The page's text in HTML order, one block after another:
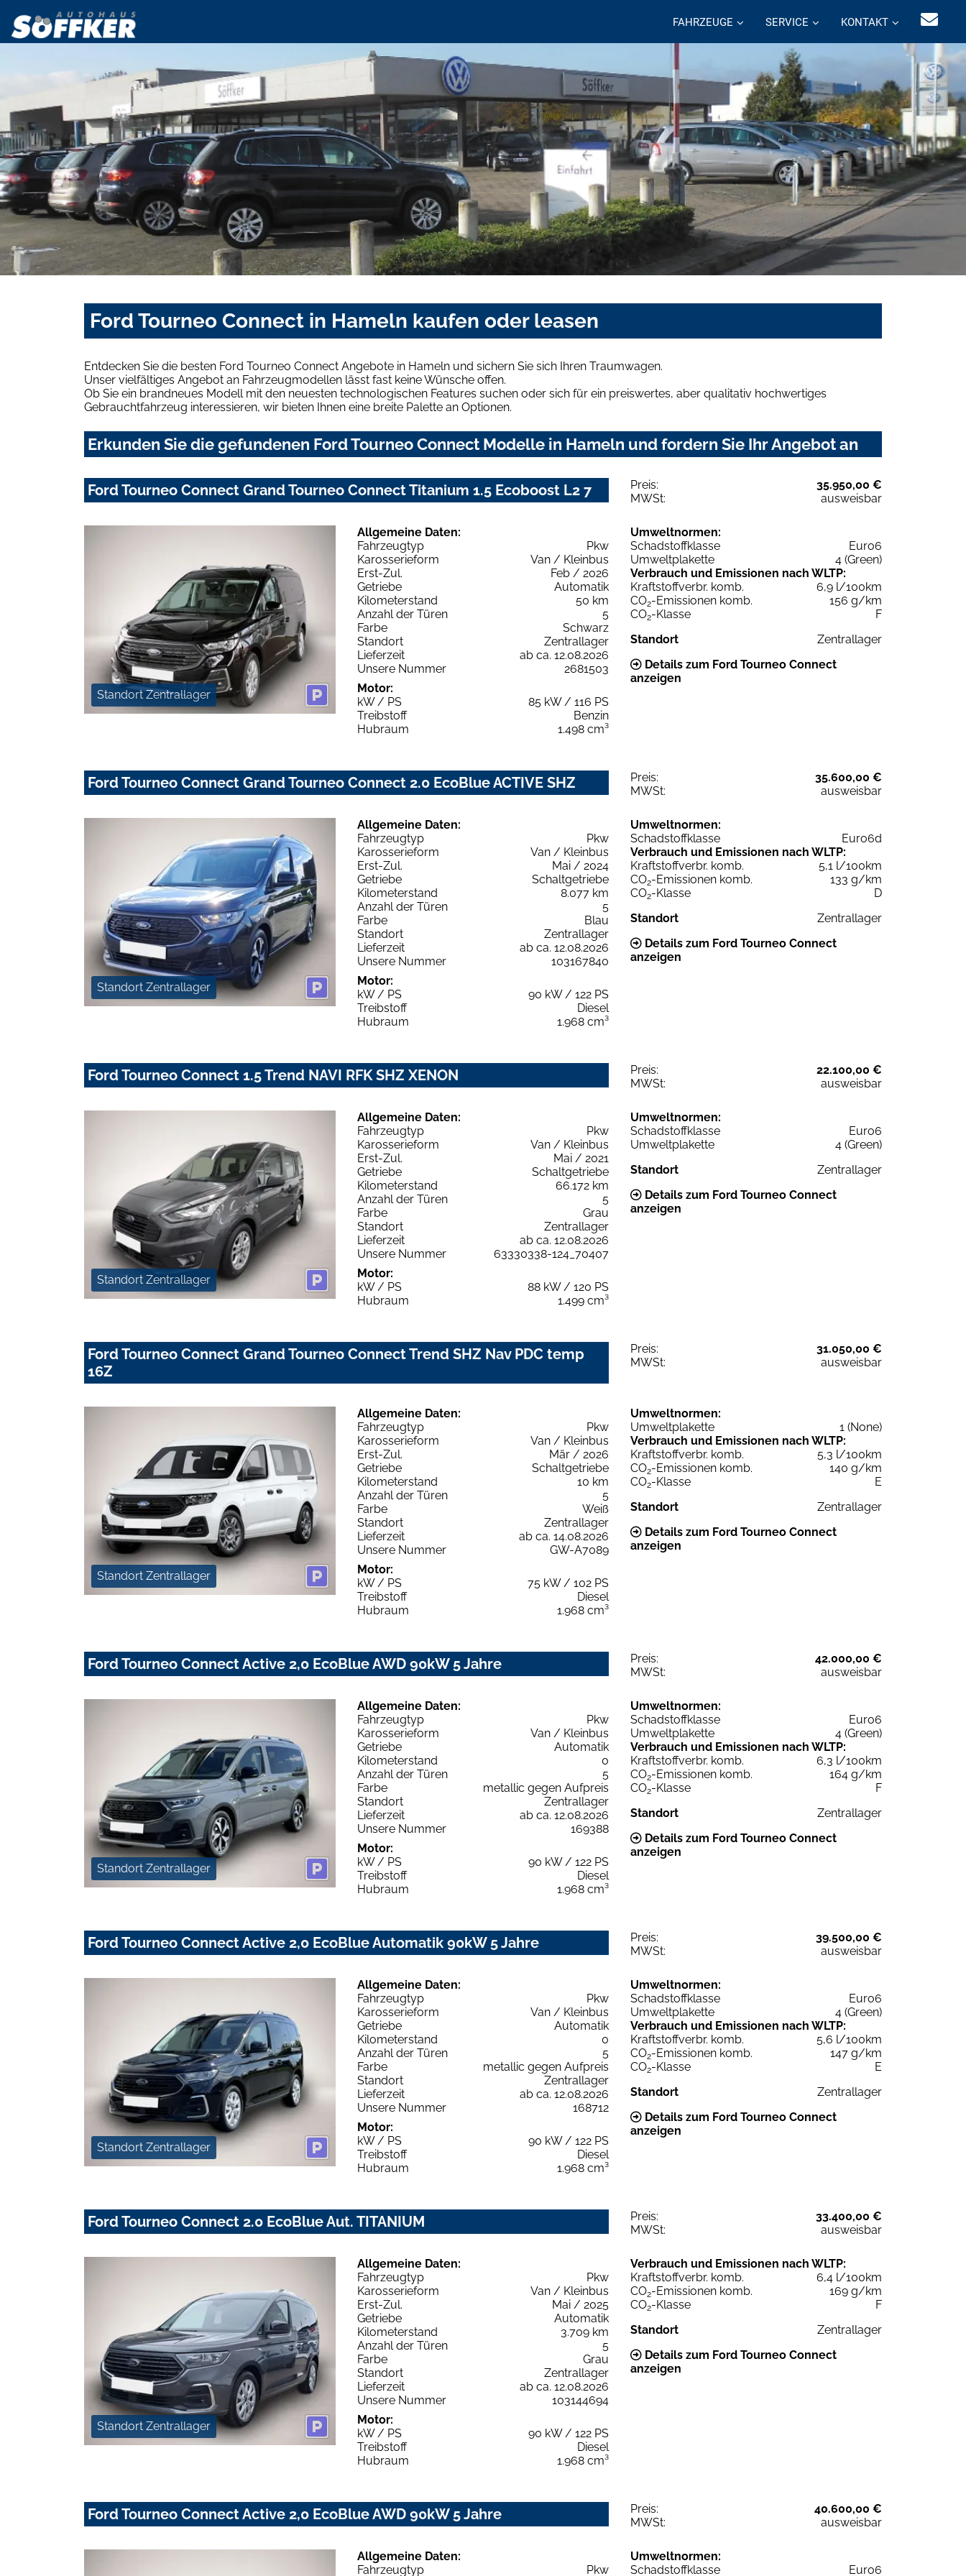
FAHRZEUGE SERVICE KONTAKT
Ford Tourneo Connect in Hameln kaufen oder leasen
Entdecken Sie die besten Ford Tourneo Connect Angebote in Hameln und sichern Sie sich Ihren Traumwagen.
Unser vielfältiges Angebot an Fahrzeugmodellen lässt fast keine Wünsche offen.
Ob Sie ein brandneues Modell mit den neuesten technologischen Features suchen oder sich für ein preiswertes, aber qualitativ hochwertiges
Gebrauchtfahrzeug interessieren, wir bieten Ihnen eine breite Palette an Optionen.
Erkunden Sie die gefundenen Ford Tourneo Connect Modelle in Hameln und fordern Sie Ihr Angebot an
Ford Tourneo Connect Grand Tourneo Connect Titanium 1.5 Ecoboost L2 7 Preis:
35.950,00 €
MWSt:
ausweisbar
Standort Zentrallager
Allgemeine Daten:
Fahrzeugtyp
Pkw
Karosserieform
Van / Kleinbus
Erst-Zul.
Feb / 2026
Getriebe
Automatik
Kilometerstand
50 km
Anzahl der Türen
5
Farbe
Schwarz
Standort
Zentrallager
Lieferzeit
ab ca. 12.08.2026
Unsere Nummer
2681503
Motor:
kW / PS
85 kW / 116 PS
Treibstoff
Benzin
Hubraum
1.498 cm³
Umweltnormen:
Schadstoffklasse
Euro6
Umweltplakette
4 (Green)
Verbrauch und Emissionen nach WLTP:
Kraftstoffverbr. komb.
6,9 l/100km
CO2-Emissionen komb.
156 g/km
CO2-Klasse
F
Standort
Zentrallager
Details zum Ford Tourneo Connect
anzeigen
Ford Tourneo Connect Grand Tourneo Connect 2.0 EcoBlue ACTIVE SHZ Preis:
35.600,00 €
MWSt:
ausweisbar
Standort Zentrallager
Allgemeine Daten:
Fahrzeugtyp
Pkw
Karosserieform
Van / Kleinbus
Erst-Zul.
Mai / 2024
Getriebe
Schaltgetriebe
Kilometerstand
8.077 km
Anzahl der Türen
5
Farbe
Blau
Standort
Zentrallager
Lieferzeit
ab ca. 12.08.2026
Unsere Nummer
103167840
Motor:
kW / PS
90 kW / 122 PS
Treibstoff
Diesel
Hubraum
1.968 cm³
Umweltnormen:
Schadstoffklasse
Euro6d
Verbrauch und Emissionen nach WLTP:
Kraftstoffverbr. komb.
5,1 l/100km
CO2-Emissionen komb.
133 g/km
CO2-Klasse
D
Standort
Zentrallager
Details zum Ford Tourneo Connect
anzeigen
Ford Tourneo Connect 1.5 Trend NAVI RFK SHZ XENON Preis:
22.100,00 €
MWSt:
ausweisbar
Standort Zentrallager
Allgemeine Daten:
Fahrzeugtyp
Pkw
Karosserieform
Van / Kleinbus
Erst-Zul.
Mai / 2021
Getriebe
Schaltgetriebe
Kilometerstand
66.172 km
Anzahl der Türen
5
Farbe
Grau
Standort
Zentrallager
Lieferzeit
ab ca. 12.08.2026
Unsere Nummer
63330338-124_70407
Motor:
kW / PS
88 kW / 120 PS
Hubraum
1.499 cm³
Umweltnormen:
Schadstoffklasse
Euro6
Umweltplakette
4 (Green)
Standort
Zentrallager
Details zum Ford Tourneo Connect
anzeigen
Ford Tourneo Connect Grand Tourneo Connect Trend SHZ Nav PDC temp
16Z
Preis:
31.050,00 €
MWSt:
ausweisbar
Standort Zentrallager
Allgemeine Daten:
Fahrzeugtyp
Pkw
Karosserieform
Van / Kleinbus
Erst-Zul.
Mär / 2026
Getriebe
Schaltgetriebe
Kilometerstand
10 km
Anzahl der Türen
5
Farbe
Weiß
Standort
Zentrallager
Lieferzeit
ab ca. 14.08.2026
Unsere Nummer
GW-A7089
Motor:
kW / PS
75 kW / 102 PS
Treibstoff
Diesel
Hubraum
1.968 cm³
Umweltnormen:
Umweltplakette
1 (None)
Verbrauch und Emissionen nach WLTP:
Kraftstoffverbr. komb.
5,3 l/100km
CO2-Emissionen komb.
140 g/km
CO2-Klasse
E
Standort
Zentrallager
Details zum Ford Tourneo Connect
anzeigen
Ford Tourneo Connect Active 2,0 EcoBlue AWD 90kW 5 Jahre Preis:
42.000,00 €
MWSt:
ausweisbar
Standort Zentrallager
Allgemeine Daten:
Fahrzeugtyp
Pkw
Karosserieform
Van / Kleinbus
Getriebe
Automatik
Kilometerstand
0
Anzahl der Türen
5
Farbe
metallic gegen Aufpreis
Standort
Zentrallager
Lieferzeit
ab ca. 12.08.2026
Unsere Nummer
169388
Motor:
kW / PS
90 kW / 122 PS
Treibstoff
Diesel
Hubraum
1.968 cm³
Umweltnormen:
Schadstoffklasse
Euro6
Umweltplakette
4 (Green)
Verbrauch und Emissionen nach WLTP:
Kraftstoffverbr. komb.
6,3 l/100km
CO2-Emissionen komb.
164 g/km
CO2-Klasse
F
Standort
Zentrallager
Details zum Ford Tourneo Connect
anzeigen
Ford Tourneo Connect Active 2,0 EcoBlue Automatik 90kW 5 Jahre Preis:
39.500,00 €
MWSt:
ausweisbar
Standort Zentrallager
Allgemeine Daten:
Fahrzeugtyp
Pkw
Karosserieform
Van / Kleinbus
Getriebe
Automatik
Kilometerstand
0
Anzahl der Türen
5
Farbe
metallic gegen Aufpreis
Standort
Zentrallager
Lieferzeit
ab ca. 12.08.2026
Unsere Nummer
168712
Motor:
kW / PS
90 kW / 122 PS
Treibstoff
Diesel
Hubraum
1.968 cm³
Umweltnormen:
Schadstoffklasse
Euro6
Umweltplakette
4 (Green)
Verbrauch und Emissionen nach WLTP:
Kraftstoffverbr. komb.
5,6 l/100km
CO2-Emissionen komb.
147 g/km
CO2-Klasse
E
Standort
Zentrallager
Details zum Ford Tourneo Connect
anzeigen
Ford Tourneo Connect 2.0 EcoBlue Aut. TITANIUM Preis:
33.400,00 €
MWSt:
ausweisbar
Standort Zentrallager
Allgemeine Daten:
Fahrzeugtyp
Pkw
Karosserieform
Van / Kleinbus
Erst-Zul.
Mai / 2025
Getriebe
Automatik
Kilometerstand
3.709 km
Anzahl der Türen
5
Farbe
Grau
Standort
Zentrallager
Lieferzeit
ab ca. 12.08.2026
Unsere Nummer
103144694
Motor:
kW / PS
90 kW / 122 PS
Treibstoff
Diesel
Hubraum
1.968 cm³
Verbrauch und Emissionen nach WLTP:
Kraftstoffverbr. komb.
6,4 l/100km
CO2-Emissionen komb.
169 g/km
CO2-Klasse
F
Standort
Zentrallager
Details zum Ford Tourneo Connect
anzeigen
Ford Tourneo Connect Active 2,0 EcoBlue AWD 90kW 5 Jahre Preis:
40.600,00 €
MWSt:
ausweisbar
Allgemeine Daten:
Fahrzeugtyp
Pkw
Umweltnormen:
Schadstoffklasse
Euro6